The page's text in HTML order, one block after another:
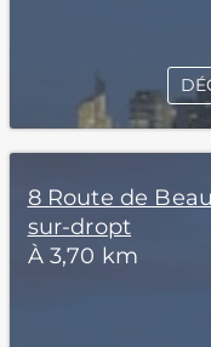
8 Route de
sur-dropt
À 3,70 km